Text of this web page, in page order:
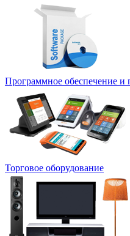
Программное обеспечение
Торговое оборудование